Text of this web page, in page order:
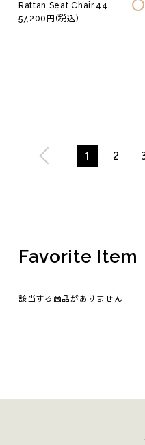
Rattan Seat Chair.44
57,200円(税込)
1 2
Favorite Item
該当する商品がありません